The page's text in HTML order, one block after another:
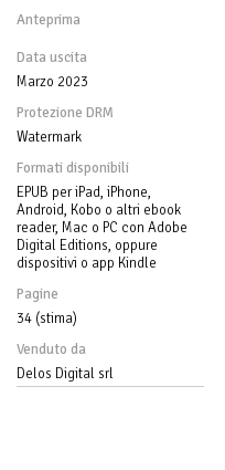
Anteprima
Data uscita
Marzo 2023
Protezione DRM
Watermark
Formati disponibili
EPUB per iPad, iPhone,
Android, Kobo o altri ebook
reader, Mac o PC con Adobe
Digital Editions, oppure
dispositivi o app Kindle
Pagine
34 (stima)
Venduto da
Delos Digital srl